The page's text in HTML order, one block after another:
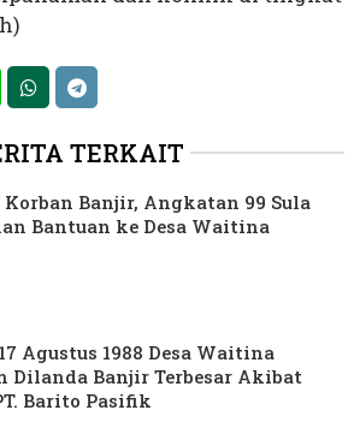
TERKAIT
Korban Banjir, Angkatan 99 Sula
Bantuan ke Desa Waitina
Agustus 1988 Desa Waitina
Dilanda Banjir Terbesar Akibat
Barito Pasifik